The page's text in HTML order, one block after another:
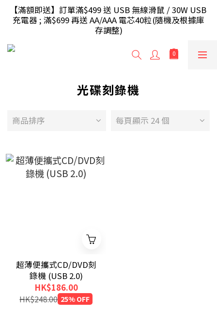
【滿額即送】訂單滿$499 送 USB 無線滑鼠 / 30W USB
充電器 ; 滿$699 再送 AA/AAA 電芯40粒(隨機及根據庫
存調整)
【滿額即送】訂單滿$499 送 USB 無線滑鼠 / 30W USB
充電器 ; 滿$699 再送 AA/AAA 電芯40粒(隨機及根據庫
存調整)
【滿額即送】訂單滿$999 額外再送 充電源插座/旅行
【香港地區】滿HK$240免運費，少於將收取運費
光碟刻錄機
商品排序 每頁顯示 24 個
超薄便攜式CD/DVD刻
錄機 (USB 2.0)
HK$186.00
HK$248.00 25% OFF